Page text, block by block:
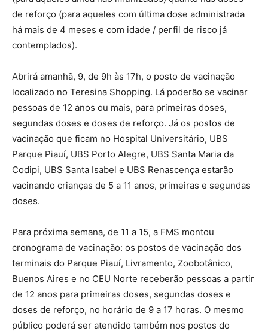
de reforço (para aqueles com última dose administrada
há mais de 4 meses e com idade / perfil de risco já
contemplados).
Abrirá amanhã, 9, de 9h às 17h, o posto de vacinação
localizado no Teresina Shopping. Lá poderão se vacinar
pessoas de 12 anos ou mais, para primeiras doses,
segundas doses e doses de reforço. Já os postos de
vacinação que ficam no Hospital Universitário, UBS
Parque Piauí, UBS Porto Alegre, UBS Santa Maria da
Codipi, UBS Santa Isabel e UBS Renascença estarão
vacinando crianças de 5 a 11 anos, primeiras e segundas
doses.
Para próxima semana, de 11 a 15, a FMS montou
cronograma de vacinação: os postos de vacinação dos
terminais do Parque Piauí, Livramento, Zoobotânico,
Buenos Aires e no CEU Norte receberão pessoas a partir
de 12 anos para primeiras doses, segundas doses e
doses de reforço, no horário de 9 a 17 horas. O mesmo
público poderá ser atendido também nos postos do